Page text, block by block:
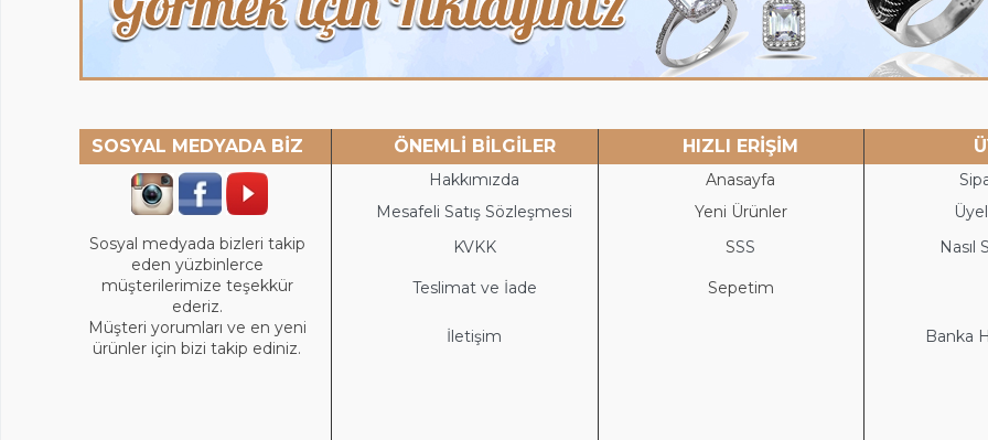
SOSYAL MEDYADA BİZ ÖNEMLİ BİLGİLER HIZLI ERİŞİM
Hakkımızda Anasayfa
Mesafeli Satış Sözleşmesi Yeni Ürünler
Sosyal medyada bizleri takip
eden yüzbinlerce
müşterilerimize teşekkür
ederiz.
Müşteri yorumları ve en yeni
ürünler için bizi takip ediniz.
KVKK SSS Nasıl
Teslimat ve İade Sepetim
İletişim Banka